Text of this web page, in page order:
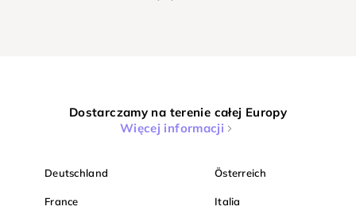
Dostarczamy na terenie całej Europy
Więcej informacji
Deutschland Österreich
France Italia